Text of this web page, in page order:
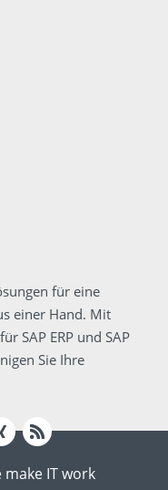
für eine
einer Hand. Mit
SAP ERP und SAP
Sie Ihre
IT work